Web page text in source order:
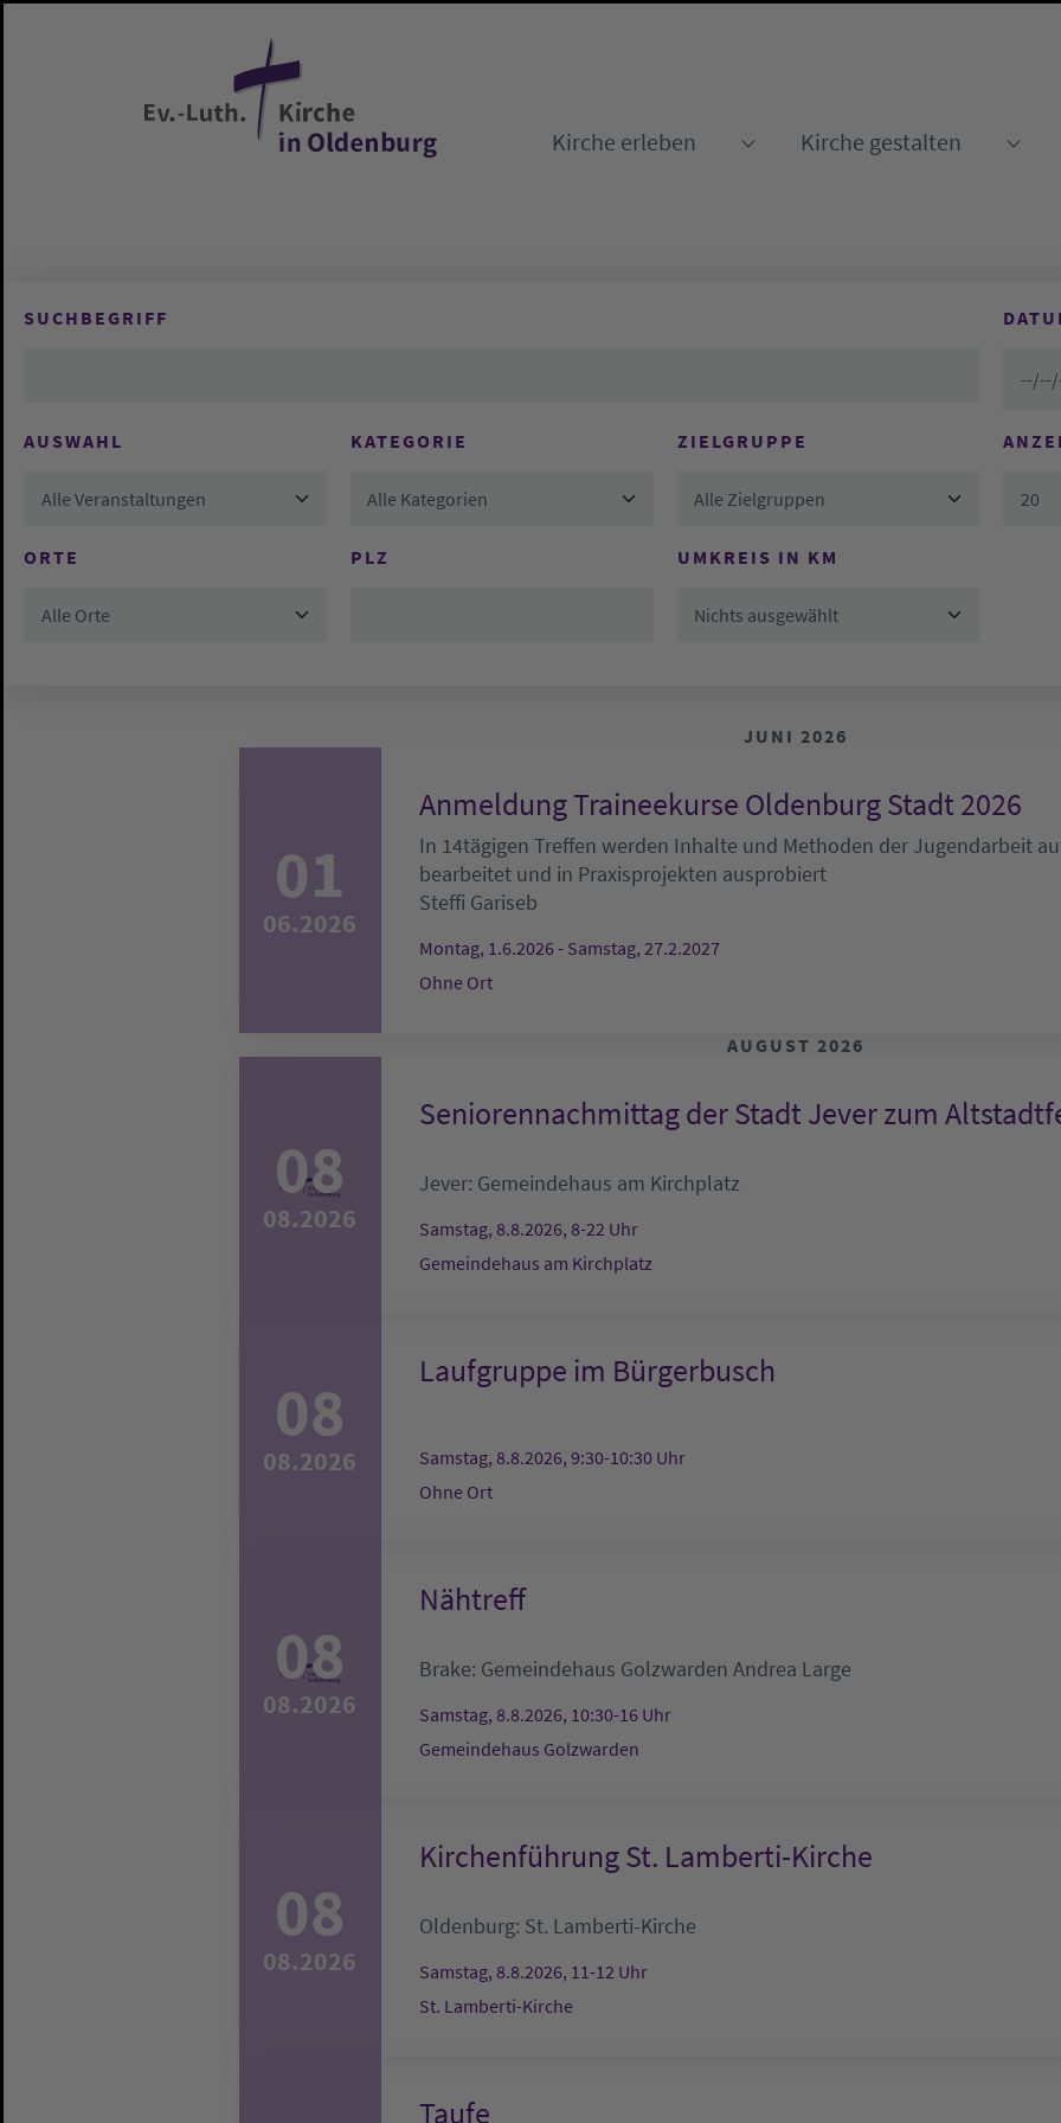
Kirche erleben
Kirche gestalten
SUCHBEGRIFF
AUSWAHL
Alle Veranstaltungen
KATEGORIE
Alle Kategorien
ZIELGRUPPE
Alle Zielgruppen 20
ORTE
Alle Orte
PLZ UMKREIS IN KM
Nichts ausgewählt
JUNI 2026
01
06.2026
Anmeldung Traineekurse Oldenburg Stadt 2026
In 14tägigen Treffen werden Inhalte und Methoden der Jugendarbeit
bearbeitet und in Praxisprojekten ausprobiert
Steffi Gariseb
Montag, 1.6.2026 - Samstag, 27.2.2027
Ohne Ort
AUGUST 2026
08
08.2026
Seniorennachmittag der Stadt Jever zum
Jever: Gemeindehaus am Kirchplatz
Samstag, 8.8.2026, 8-22 Uhr
Gemeindehaus am Kirchplatz
08
08.2026
Laufgruppe im Bürgerbusch
Samstag, 8.8.2026, 9:30-10:30 Uhr
Ohne Ort
08
08.2026
Nähtreff
Brake: Gemeindehaus Golzwarden Andrea Large
Samstag, 8.8.2026, 10:30-16 Uhr
Gemeindehaus Golzwarden
08
08.2026
Kirchenführung St. Lamberti-Kirche
Oldenburg: St. Lamberti-Kirche
Samstag, 8.8.2026, 11-12 Uhr
St. Lamberti-Kirche
Taufe